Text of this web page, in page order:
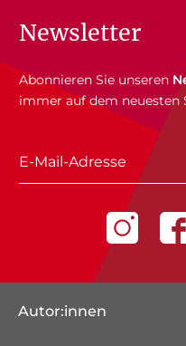
Newsletter
Abonnieren Sie unseren
immer auf dem neuesten
E-Mail-Adresse
Autor:innen